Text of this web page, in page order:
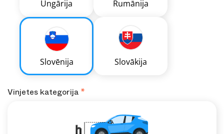
Ungārija Rumānija
Slovēnija Slovākija
Vinjetes kategorija